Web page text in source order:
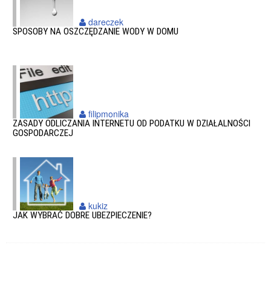
SPOSOBY NA OSZCZĘDZANIE WODY W DOMU
dareczek
ZASADY ODLICZANIA INTERNETU OD PODATKU W DZIAŁALNOŚCI
GOSPODARCZEJ
filipmonika
JAK WYBRAĆ DOBRE UBEZPIECZENIE?
kukiz